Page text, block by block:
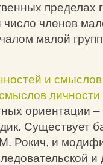
пределах
членов
малой
и
личности
ориентации –
Существует
М. Рокич, и
и